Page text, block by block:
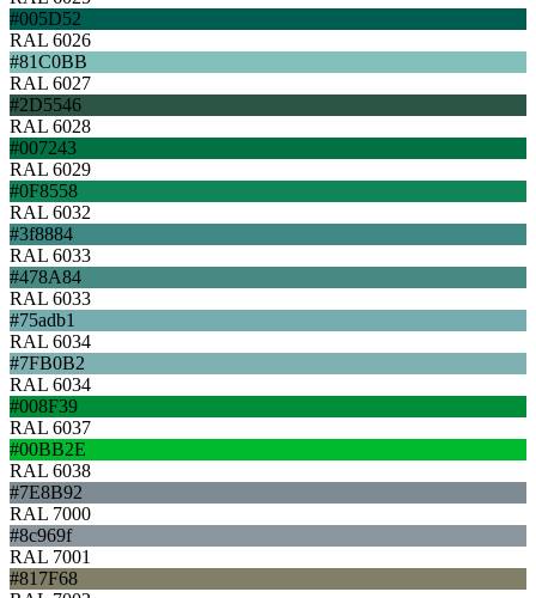
#005D52
RAL 6026
#81C0BB
RAL 6027
#2D5546
RAL 6028
#007243
RAL 6029
#0F8558
RAL 6032
#3f8884
RAL 6033
#478A84
RAL 6033
#75adb1
RAL 6034
#7FB0B2
RAL 6034
#008F39
RAL 6037
#00BB2E
RAL 6038
#7E8B92
RAL 7000
#8c969f
RAL 7001
#817F68